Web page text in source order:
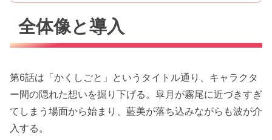
全体像と導入
第6話は「かくしごと」というタイトル通り、キャラクタ
ー間の隠れた想いを掘り下げる。皐月が霧尾に近づきすぎ
てしまう場面から始まり、藍美が落ち込みながらも波が介
入する。